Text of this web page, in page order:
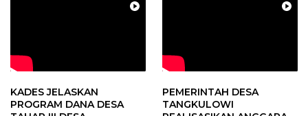
KADES JELASKAN
PROGRAM DANA DESA
PEMERINTAH DESA
TANGKULOWI